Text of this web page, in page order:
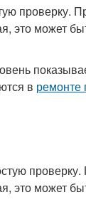
проверку.
это может
в ремонте
это может